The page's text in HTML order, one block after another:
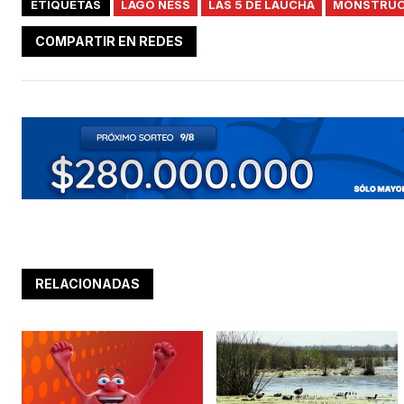
ETIQUETAS LAGO NESS LAS 5 DE LAUCHA
COMPARTIR EN REDES
RELACIONADAS